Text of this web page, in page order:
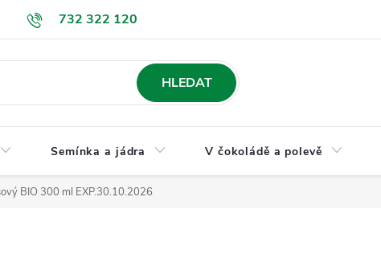
732 322 120
osobních údajů Jak nakupovat
HLEDAT
Semínka a jádra V čokoládě a polevě
BIO 300 ml EXP.30.10.2026